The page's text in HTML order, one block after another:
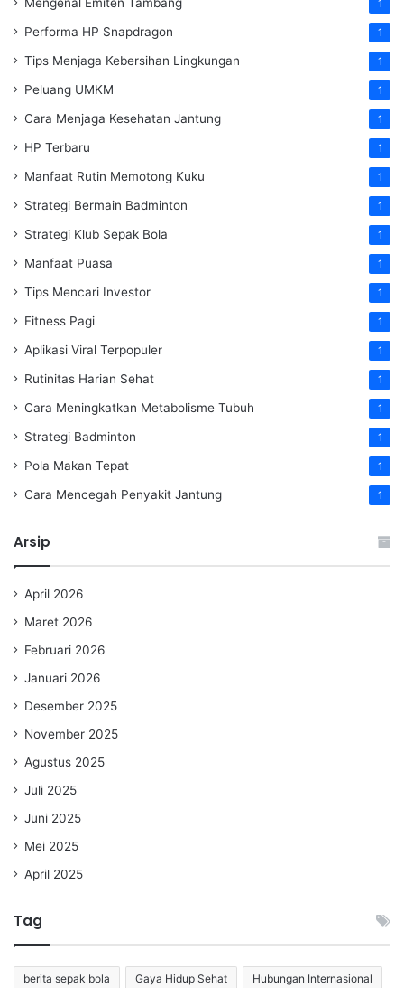
1
Performa HP Snapdragon 1
Tips Menjaga Kebersihan Lingkungan 1
Peluang UMKM 1
Cara Menjaga Kesehatan Jantung 1
HP Terbaru 1
Manfaat Rutin Memotong Kuku 1
Strategi Bermain Badminton 1
Strategi Klub Sepak Bola 1
Manfaat Puasa 1
Tips Mencari Investor 1
Fitness Pagi 1
Aplikasi Viral Terpopuler 1
Rutinitas Harian Sehat 1
Cara Meningkatkan Metabolisme Tubuh 1
Strategi Badminton 1
Pola Makan Tepat 1
Cara Mencegah Penyakit Jantung 1
Arsip
April 2026
Maret 2026
Februari 2026
Januari 2026
Desember 2025
November 2025
Agustus 2025
Juli 2025
Juni 2025
Mei 2025
April 2025
Tag
berita sepak bola Gaya Hidup Sehat Hubungan Internasional